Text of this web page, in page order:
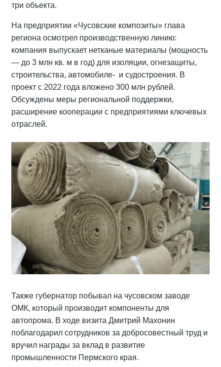
три объекта.
На предприятии «Чусовские композиты» глава
региона осмотрел производственную линию:
компания выпускает нетканые материалы (мощность
— до 3 млн кв. м в год) для изоляции, огнезащиты,
строительства, автомобиле- и судостроения. В
проект с 2022 года вложено 300 млн рублей.
Обсуждены меры региональной поддержки,
расширение кооперации с предприятиями ключевых
отраслей.
Также губернатор побывал на чусовском заводе
ОМК, который производит компоненты для
автопрома. В ходе визита Дмитрий Махонин
поблагодарил сотрудников за добросовестный труд и
вручил награды за вклад в развитие
промышленности Пермского края.